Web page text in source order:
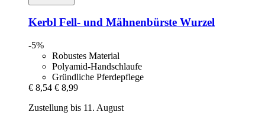
Kerbl Fell-​ und Mähnenbürste Wurzel
-5%
Robustes Material
Polyamid-Handschlaufe
Gründliche Pferdepflege
€ 8,54 € 8,99
Zustellung bis 11. August